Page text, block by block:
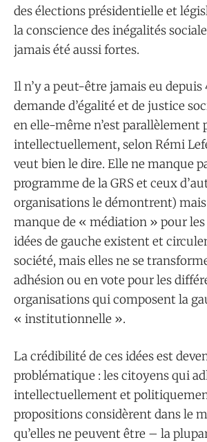
des élections présidentielle et
la conscience des inégalités
jamais été aussi fortes.
Il n’y a peut-être jamais eu depuis
demande d’égalité et de justice
en elle-même n’est parallèlement
intellectuellement, selon Rémi
veut bien le dire. Elle ne manque
programme de la GRS et ceux
organisations le démontrent)
manque de « médiation » pour les
idées de gauche existent et
société, mais elles ne se
adhésion ou en vote pour les
organisations qui composent la
« institutionnelle ».
La crédibilité de ces idées est
problématique : les citoyens qui
intellectuellement et
propositions considèrent dans le
qu’elles ne peuvent être – la